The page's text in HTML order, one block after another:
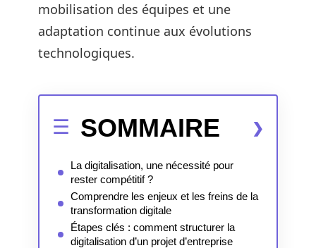
mobilisation des équipes et une
adaptation continue aux évolutions
technologiques.
SOMMAIRE
La digitalisation, une nécessité pour
rester compétitif ?
Comprendre les enjeux et les freins de la
transformation digitale
Étapes clés : comment structurer la
digitalisation d’un projet d’entreprise